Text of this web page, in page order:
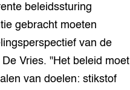
beleidssturing
gebracht moeten
van de
Vries. "Het beleid moet
van doelen: stikstof